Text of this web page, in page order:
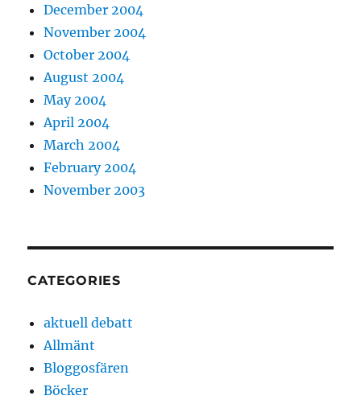
December 2004
November 2004
October 2004
August 2004
May 2004
April 2004
March 2004
February 2004
November 2003
CATEGORIES
aktuell debatt
Allmänt
Bloggosfären
Böcker